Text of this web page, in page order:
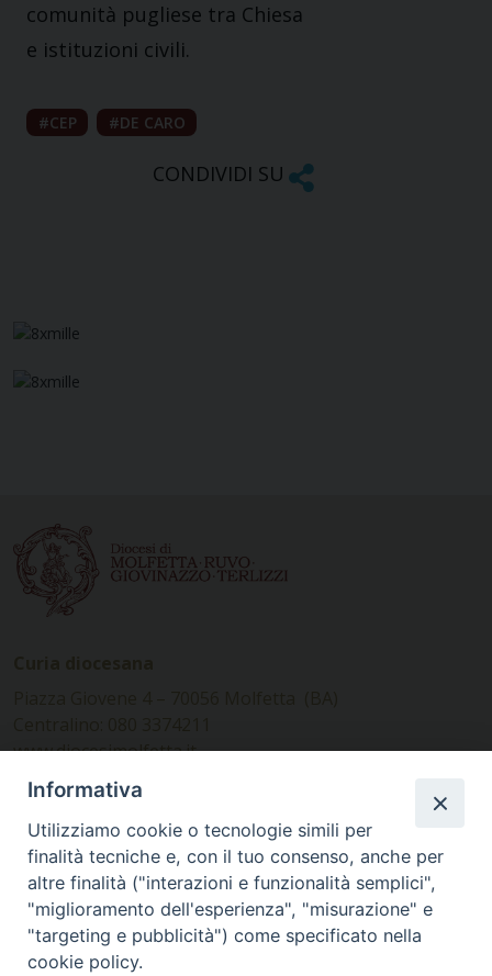
comunità pugliese tra Chiesa
e istituzioni civili.
CEP DE CARO
CONDIVIDI SU
www.diocesimolfetta.it –
diocesimolfetta@pec.chiesacattolica.it
Ufficio Comunicazioni sociali
Piazza Giovene 4 – 70056 Molfetta (BA)
comunicazionisociali@diocesimolfetta.it
Informativa
Utilizziamo cookie o tecnologie simili per
finalità tecniche e, con il tuo consenso, anche per
altre finalità ("interazioni e funzionalità semplici",
"miglioramento dell'esperienza", "misurazione" e
"targeting e pubblicità") come specificato nella
cookie policy.